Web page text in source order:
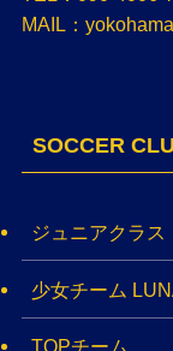
MAIL：
SOCCER
ジュニアクラス
少女チーム
TOPチーム